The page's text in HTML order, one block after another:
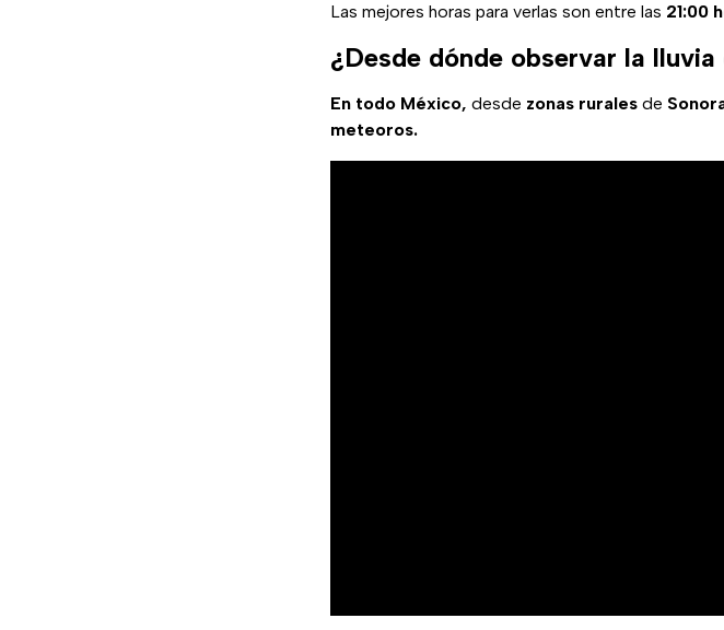
Las mejores horas para verlas son entre las 21:00
¿Desde dónde observar la
En todo México, desde zonas rurales de
meteoros.